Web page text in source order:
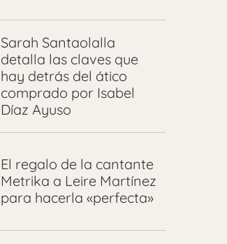
Sarah Santaolalla
detalla las claves que
hay detrás del ático
comprado por Isabel
Díaz Ayuso
El regalo de la cantante
Metrika a Leire Martínez
para hacerla «perfecta»